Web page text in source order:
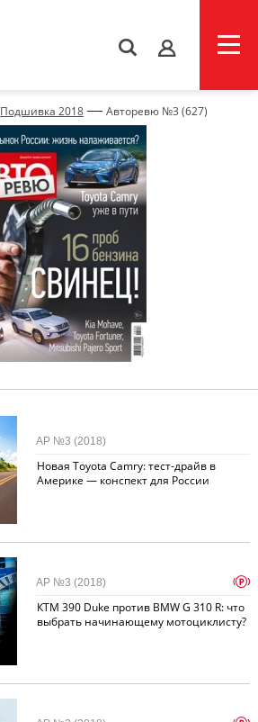
s
Подшивка 2018 — Авторевю №3 (627)
Новая Toyota Camry: тест-драйв в
Америке — конспект для России
АР №3 (2018)
КТМ 390 Duke против BMW G 310 R: что
выбрать начинающему мотоциклисту?
АР №3 (2018) p